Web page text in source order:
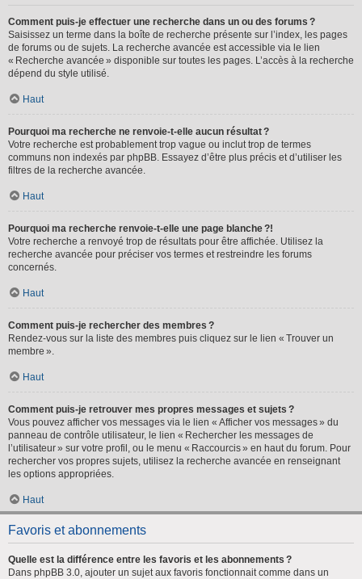
Comment puis-je effectuer une recherche dans un ou des forums ?
Saisissez un terme dans la boîte de recherche présente sur l’index, les pages
de forums ou de sujets. La recherche avancée est accessible via le lien
« Recherche avancée » disponible sur toutes les pages. L’accès à la recherche
dépend du style utilisé.
Haut
Pourquoi ma recherche ne renvoie-t-elle aucun résultat ?
Votre recherche est probablement trop vague ou inclut trop de termes
communs non indexés par phpBB. Essayez d’être plus précis et d’utiliser les
filtres de la recherche avancée.
Haut
Pourquoi ma recherche renvoie-t-elle une page blanche ?!
Votre recherche a renvoyé trop de résultats pour être affichée. Utilisez la
recherche avancée pour préciser vos termes et restreindre les forums
concernés.
Haut
Comment puis-je rechercher des membres ?
Rendez-vous sur la liste des membres puis cliquez sur le lien « Trouver un
membre ».
Haut
Comment puis-je retrouver mes propres messages et sujets ?
Vous pouvez afficher vos messages via le lien « Afficher vos messages » du
panneau de contrôle utilisateur, le lien « Rechercher les messages de
l’utilisateur » sur votre profil, ou le menu « Raccourcis » en haut du forum. Pour
rechercher vos propres sujets, utilisez la recherche avancée en renseignant
les options appropriées.
Haut
Favoris et abonnements
Quelle est la différence entre les favoris et les abonnements ?
Dans phpBB 3.0, ajouter un sujet aux favoris fonctionnait comme dans un